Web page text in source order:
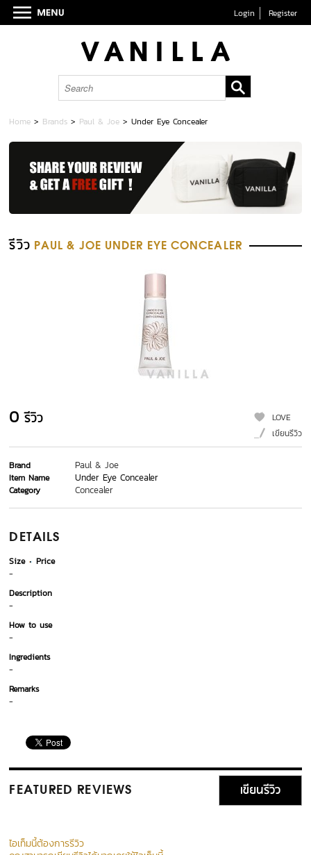
Login Register
Home > Brands > Paul & Joe >Under Eye Concealer
รีวิว PAUL & JOE UNDER EYE CONCEALER
0 รีวิว
LOVE
เขียนรีวิว
Brand Paul & Joe
Item Name Under Eye Concealer
Category Concealer
DETAILS
Size
Price
-
Description
-
How to use
-
Ingredients
-
Remarks
-
FEATURED REVIEWS เขียนรีวิว
ไอเท็มนี้ต้องการรีวิว